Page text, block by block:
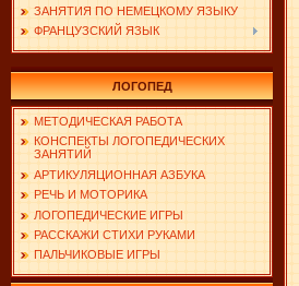
ЗАНЯТИЯ ПО НЕМЕЦКОМУ ЯЗЫКУ
ФРАНЦУЗСКИЙ ЯЗЫК
ЛОГОПЕД
МЕТОДИЧЕСКАЯ РАБОТА
КОНСПЕКТЫ ЛОГОПЕДИЧЕСКИХ
ЗАНЯТИЙ
АРТИКУЛЯЦИОННАЯ АЗБУКА
РЕЧЬ И МОТОРИКА
ЛОГОПЕДИЧЕСКИЕ ИГРЫ
РАССКАЖИ СТИХИ РУКАМИ
ПАЛЬЧИКОВЫЕ ИГРЫ